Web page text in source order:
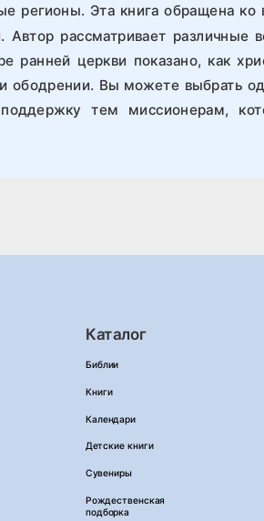
регионы. Эта книга обращена
рассматривает различные
церкви показано, как
ободрении. Вы можете выбрать
тем миссионерам,
Каталог
Библии
Книги
Календари
Детские книги
Сувениры
Рождественская
подборка